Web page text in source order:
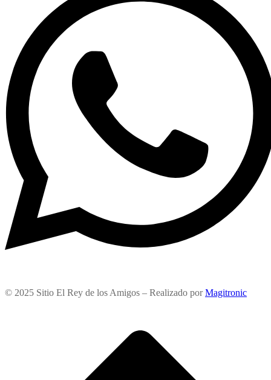
© 2025 Sitio El Rey de los Amigos – Realizado porMagitronic